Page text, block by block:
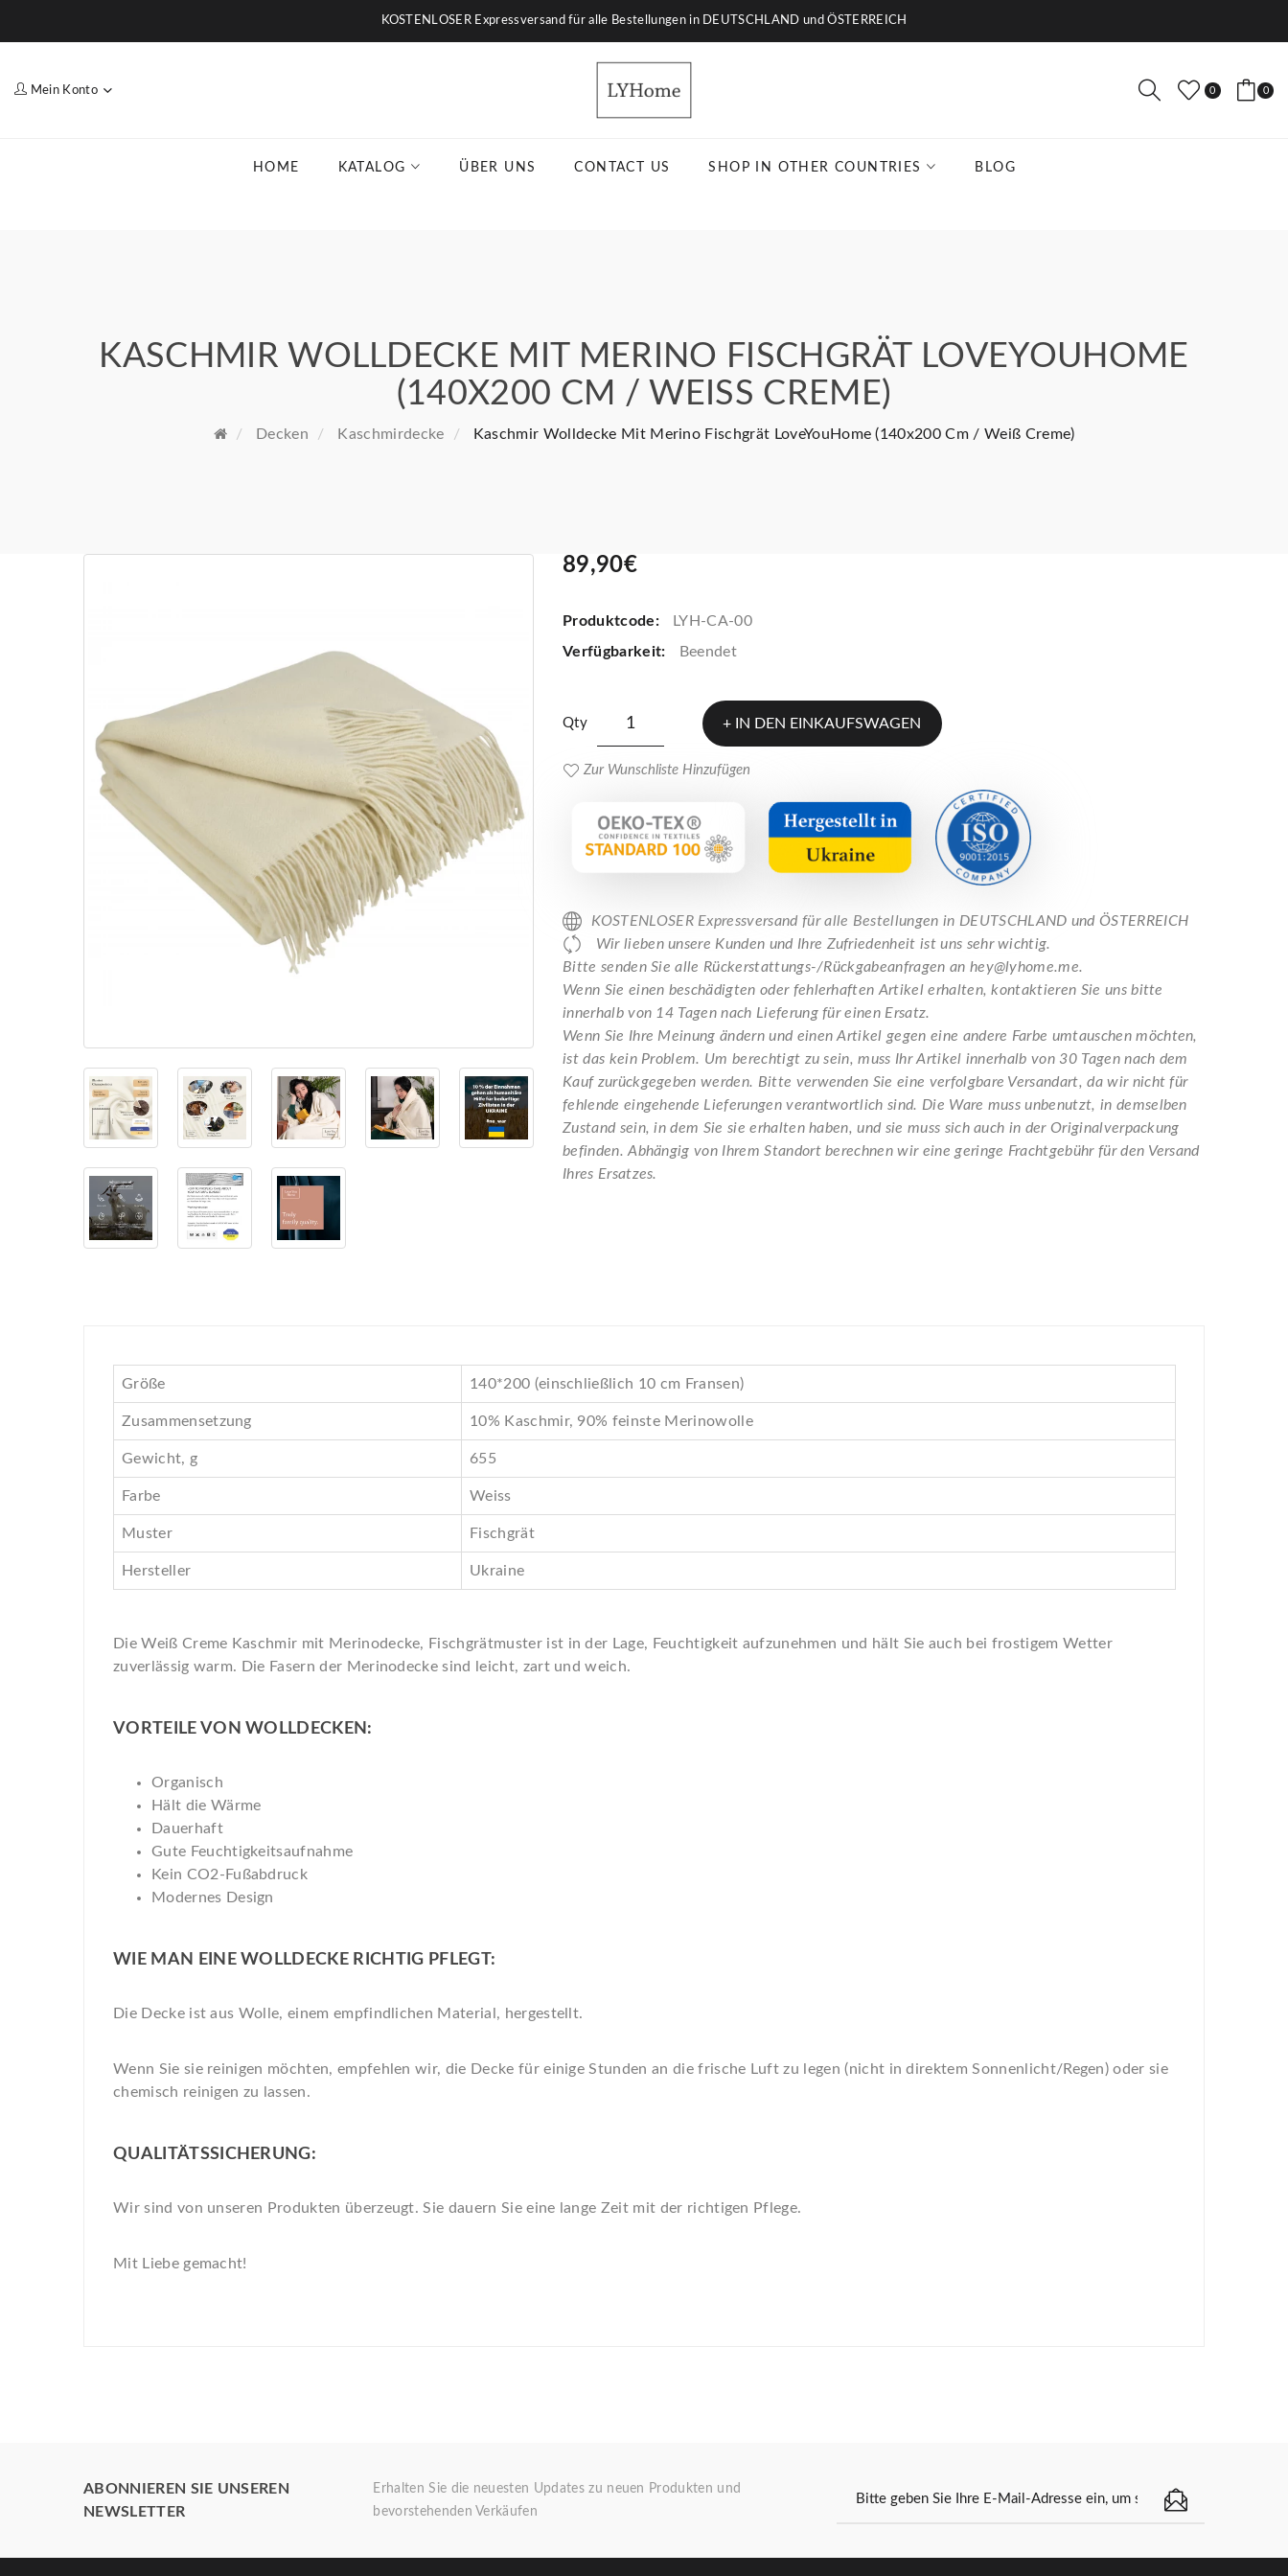
KOSTENLOSER Expressversand für alle Bestellungen in DEUTSCHLAND und ÖSTERREICH
Mein Konto 0 0
HOME KATALOG ÜBER UNS CONTACT US SHOP IN OTHER COUNTRIES BLOG
KASCHMIR WOLLDECKE MIT MERINO FISCHGRÄT LOVEYOUHOME
(140X200 CM / WEISS CREME)
Decken Kaschmirdecke Kaschmir Wolldecke Mit Merino Fischgrät LoveYouHome (140x200 Cm / Weiß Creme)
89,90€
Produktcode:
LYH-CA-00
Verfügbarkeit:
Beendet
Qty IN DEN EINKAUFSWAGEN
Zur Wunschliste Hinzufügen
KOSTENLOSER Expressversand für alle Bestellungen in DEUTSCHLAND und ÖSTERREICH
Wir lieben unsere Kunden und Ihre Zufriedenheit ist uns sehr wichtig.
Bitte senden Sie alle Rückerstattungs-/Rückgabeanfragen an hey@lyhome.me.
Wenn Sie einen beschädigten oder fehlerhaften Artikel erhalten, kontaktieren Sie uns bitte
innerhalb von 14 Tagen nach Lieferung für einen Ersatz.
Wenn Sie Ihre Meinung ändern und einen Artikel gegen eine andere Farbe umtauschen möchten,
ist das kein Problem. Um berechtigt zu sein, muss Ihr Artikel innerhalb von 30 Tagen nach dem
Kauf zurückgegeben werden. Bitte verwenden Sie eine verfolgbare Versandart, da wir nicht für
fehlende eingehende Lieferungen verantwortlich sind. Die Ware muss unbenutzt, in demselben
Zustand sein, in dem Sie sie erhalten haben, und sie muss sich auch in der Originalverpackung
befinden. Abhängig von Ihrem Standort berechnen wir eine geringe Frachtgebühr für den Versand
Ihres Ersatzes.
Größe 140*200 (einschließlich 10 cm Fransen)
Zusammensetzung 10% Kaschmir, 90% feinste Merinowolle
Gewicht, g 655
Farbe Weiss
Muster Fischgrät
Hersteller Ukraine
Die Weiß Creme Kaschmir mit Merinodecke, Fischgrätmuster ist in der Lage, Feuchtigkeit aufzunehmen und hält Sie auch bei frostigem Wetter
zuverlässig warm. Die Fasern der Merinodecke sind leicht, zart und weich.
VORTEILE VON WOLLDECKEN:
Organisch
Hält die Wärme
Dauerhaft
Gute Feuchtigkeitsaufnahme
Kein CO2-Fußabdruck
Modernes Design
WIE MAN EINE WOLLDECKE RICHTIG PFLEGT:
Die Decke ist aus Wolle, einem empfindlichen Material, hergestellt.
Wenn Sie sie reinigen möchten, empfehlen wir, die Decke für einige Stunden an die frische Luft zu legen (nicht in direktem Sonnenlicht/Regen) oder sie
chemisch reinigen zu lassen.
QUALITÄTSSICHERUNG:
Wir sind von unseren Produkten überzeugt. Sie dauern Sie eine lange Zeit mit der richtigen Pflege.
Mit Liebe gemacht!
ABONNIEREN SIE UNSEREN
NEWSLETTER
Erhalten Sie die neuesten Updates zu neuen Produkten und
bevorstehenden Verkäufen